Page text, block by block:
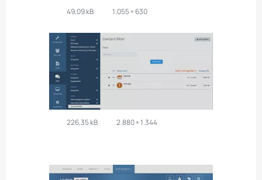
49,09 kB 1.055 × 630
226,35 kB 2.880 × 1.344